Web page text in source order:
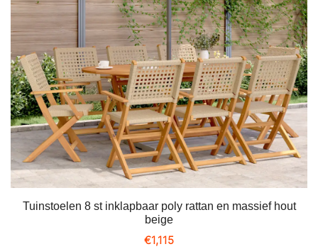
Tuinstoelen 8 st inklapbaar poly rattan en massief hout
beige
€1,115